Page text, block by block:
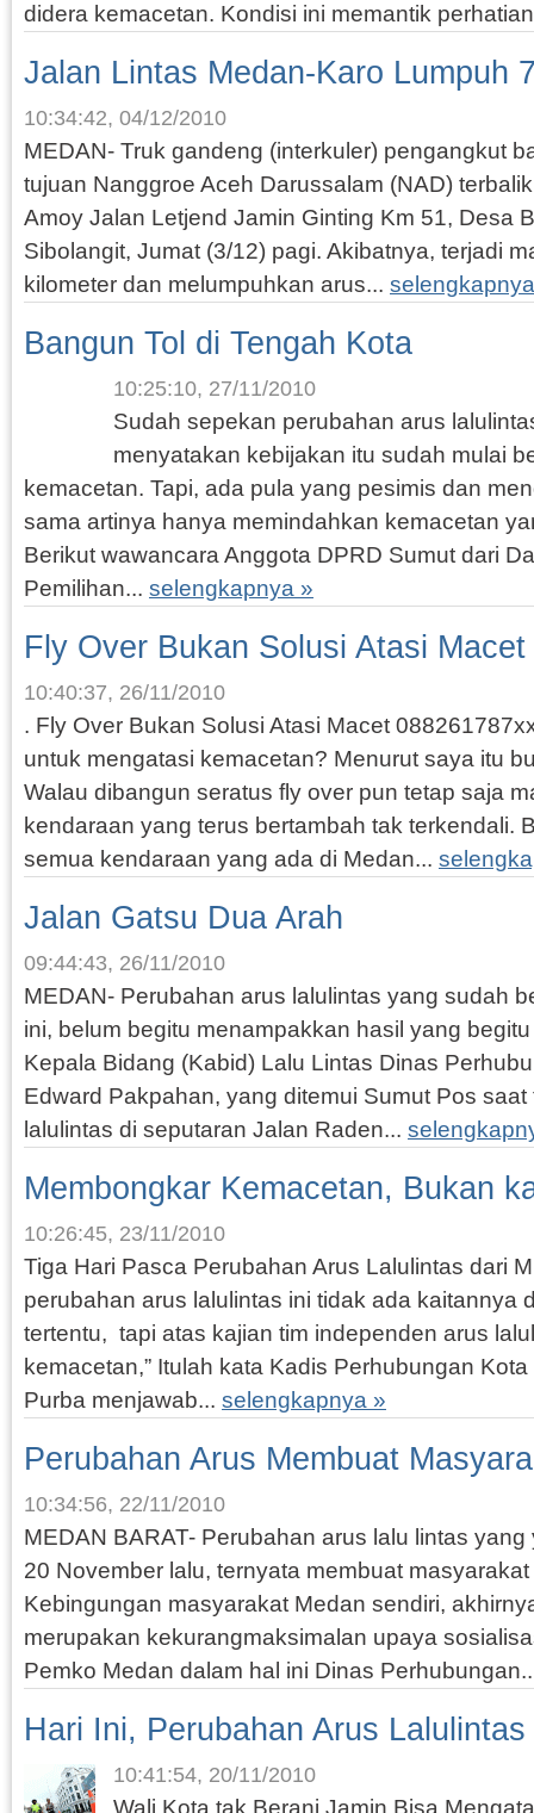
didera kemacetan. Kondisi ini memantik
Jalan Lintas Medan-Karo Lumpuh
10:34:42, 04/12/2010
MEDAN- Truk gandeng (interkuler) pengangkut
tujuan Nanggroe Aceh Darussalam (NAD)
Amoy Jalan Letjend Jamin Ginting Km 51, Desa
Sibolangit, Jumat (3/12) pagi. Akibatnya, terjadi
kilometer dan melumpuhkan arus...
Bangun Tol di Tengah Kota
10:25:10, 27/11/2010
Sudah sepekan perubahan arus
menyatakan kebijakan itu sudah mulai
kemacetan. Tapi, ada pula yang pesimis dan
sama artinya hanya memindahkan kemacetan
Berikut wawancara Anggota DPRD Sumut dari
Pemilihan... selengkapnya »
Fly Over Bukan Solusi Atasi Macet
10:40:37, 26/11/2010
. Fly Over Bukan Solusi Atasi Macet
untuk mengatasi kemacetan? Menurut saya itu
Walau dibangun seratus fly over pun tetap saja
kendaraan yang terus bertambah tak terkendali.
semua kendaraan yang ada di Medan...
Jalan Gatsu Dua Arah
09:44:43, 26/11/2010
MEDAN- Perubahan arus lalulintas yang sudah
ini, belum begitu menampakkan hasil yang
Kepala Bidang (Kabid) Lalu Lintas Dinas
Edward Pakpahan, yang ditemui Sumut Pos
lalulintas di seputaran Jalan Raden...
Membongkar Kemacetan, Bukan
10:26:45, 23/11/2010
Tiga Hari Pasca Perubahan Arus Lalulintas dari
perubahan arus lalulintas ini tidak ada kaitannya
tertentu, tapi atas kajian tim independen arus
kemacetan,” Itulah kata Kadis Perhubungan
Purba menjawab... selengkapnya »
Perubahan Arus Membuat
10:34:56, 22/11/2010
MEDAN BARAT- Perubahan arus lalu lintas
20 November lalu, ternyata membuat
Kebingungan masyarakat Medan sendiri,
merupakan kekurangmaksimalan upaya
Pemko Medan dalam hal ini Dinas
Hari Ini, Perubahan Arus Lalulintas
10:41:54, 20/11/2010
Wali Kota tak Berani Jamin Bisa